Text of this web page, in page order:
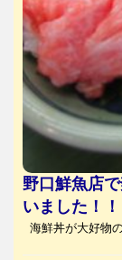
野口鮮魚店
いました！
海鮮丼が大好物